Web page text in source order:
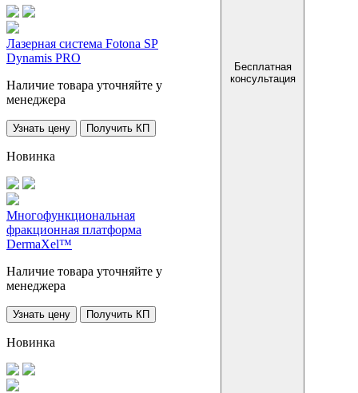
Лазерная система Fotona SP
Dynamis PRO
Наличие товара уточняйте у
менеджера
Узнать цену Получить КП
Новинка
Многофункциональная
фракционная платформа
DermaXel™
Наличие товара уточняйте у
менеджера
Узнать цену Получить КП
Новинка
Бесплатная
консультация